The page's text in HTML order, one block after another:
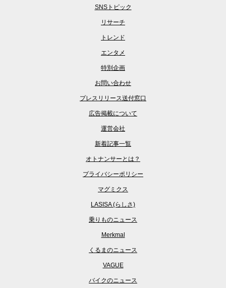
SNSトピック
リサーチ
トレンド
エンタメ
特別企画
お問い合わせ
プレスリリース送付窓口
広告掲載について
運営会社
新着記事一覧
オトナンサーとは？
プライバシーポリシー
マグミクス
LASISA (らしさ)
乗りものニュース
Merkmal
くるまのニュース
VAGUE
バイクのニュース